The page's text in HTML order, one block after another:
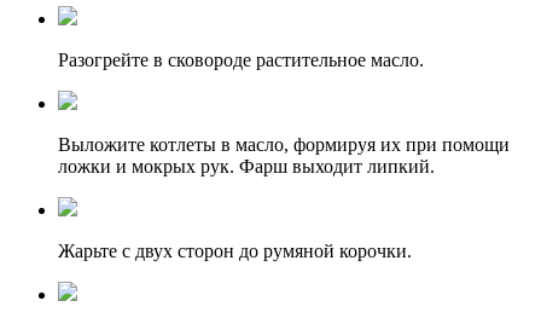
Разогрейте в сковороде растительное масло.
Выложите котлеты в масло, формируя их при помощи
ложки и мокрых рук. Фарш выходит липкий.
Жарьте с двух сторон до румяной корочки.